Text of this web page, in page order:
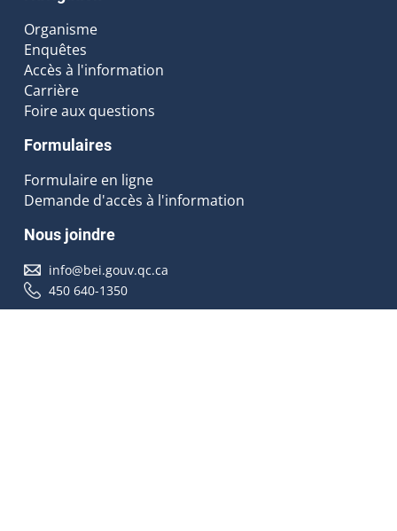
Organisme
Enquêtes
Accès à l'information
Carrière
Foire aux questions
Formulaires
Formulaire en ligne
Demande d'accès à l'information
Nous joindre
info@bei.gouv.qc.ca
450 640-1350